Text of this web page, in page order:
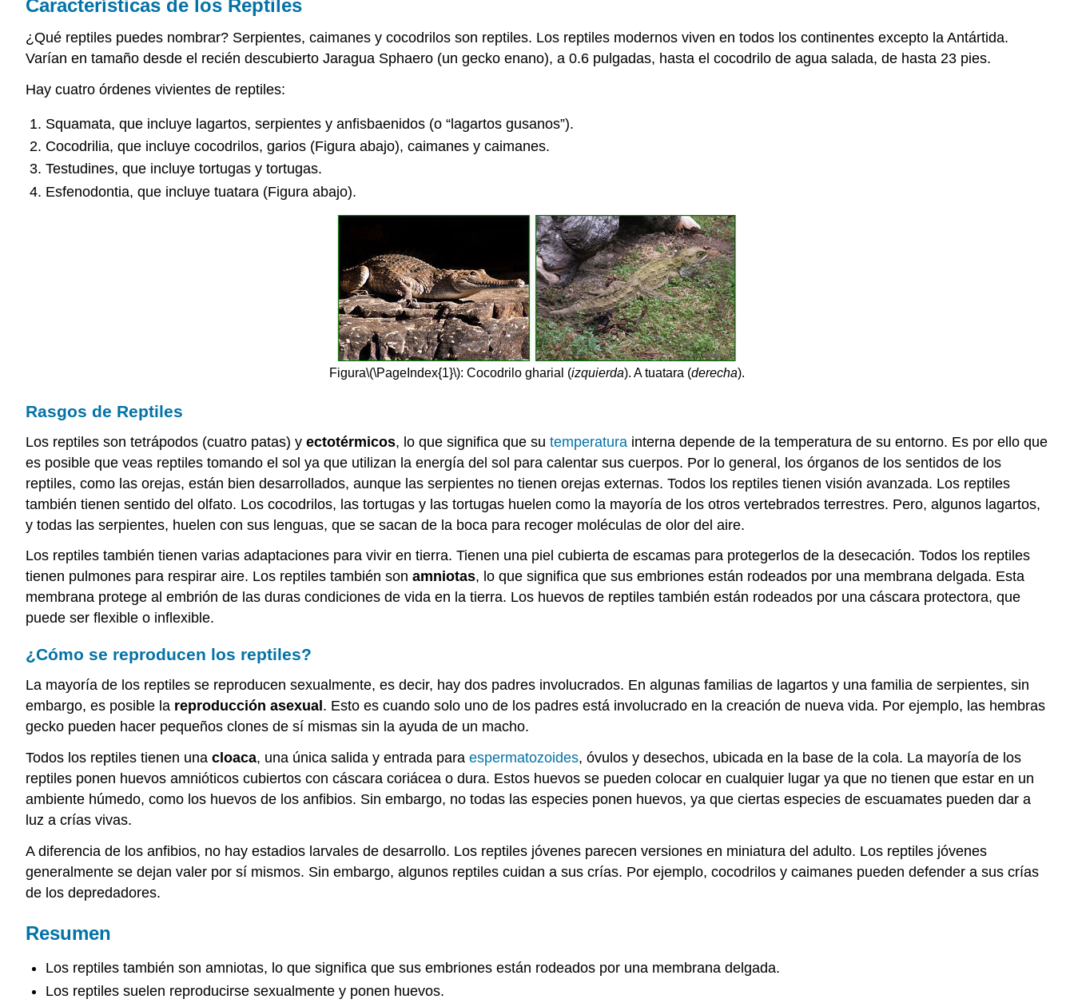
los
reptiles?
Características de los Reptiles
¿Qué reptiles puedes nombrar? Serpientes, caimanes y cocodrilos son reptiles. Los reptiles modernos viven en todos los continentes excepto la Antártida.
Varían en tamaño desde el recién descubierto Jaragua Sphaero (un gecko enano), a 0.6 pulgadas, hasta el cocodrilo de agua salada, de hasta 23 pies.
Hay cuatro órdenes vivientes de reptiles:
Squamata, que incluye lagartos, serpientes y anfisbaenidos (o “lagartos gusanos”).
Cocodrilia, que incluye cocodrilos, garios (Figura abajo), caimanes y caimanes.
Testudines, que incluye tortugas y tortugas.
Esfenodontia, que incluye tuatara (Figura abajo).
Figura\(\PageIndex{1}\): Cocodrilo gharial (izquierda). A tuatara (derecha).
Rasgos de Reptiles
Los reptiles son tetrápodos (cuatro patas) y ectotérmicos, lo que significa que su temperatura interna depende de la temperatura de su entorno. Es por ello que
es posible que veas reptiles tomando el sol ya que utilizan la energía del sol para calentar sus cuerpos. Por lo general, los órganos de los sentidos de los
reptiles, como las orejas, están bien desarrollados, aunque las serpientes no tienen orejas externas. Todos los reptiles tienen visión avanzada. Los reptiles
también tienen sentido del olfato. Los cocodrilos, las tortugas y las tortugas huelen como la mayoría de los otros vertebrados terrestres. Pero, algunos lagartos,
y todas las serpientes, huelen con sus lenguas, que se sacan de la boca para recoger moléculas de olor del aire.
Los reptiles también tienen varias adaptaciones para vivir en tierra. Tienen una piel cubierta de escamas para protegerlos de la desecación. Todos los reptiles
tienen pulmones para respirar aire. Los reptiles también son amniotas, lo que significa que sus embriones están rodeados por una membrana delgada. Esta
membrana protege al embrión de las duras condiciones de vida en la tierra. Los huevos de reptiles también están rodeados por una cáscara protectora, que
puede ser flexible o inflexible.
¿Cómo se reproducen los reptiles?
La mayoría de los reptiles se reproducen sexualmente, es decir, hay dos padres involucrados. En algunas familias de lagartos y una familia de serpientes, sin
embargo, es posible la reproducción asexual. Esto es cuando solo uno de los padres está involucrado en la creación de nueva vida. Por ejemplo, las hembras
gecko pueden hacer pequeños clones de sí mismas sin la ayuda de un macho.
Todos los reptiles tienen una cloaca, una única salida y entrada para espermatozoides, óvulos y desechos, ubicada en la base de la cola. La mayoría de los
reptiles ponen huevos amnióticos cubiertos con cáscara coriácea o dura. Estos huevos se pueden colocar en cualquier lugar ya que no tienen que estar en un
ambiente húmedo, como los huevos de los anfibios. Sin embargo, no todas las especies ponen huevos, ya que ciertas especies de escuamates pueden dar a
luz a crías vivas.
A diferencia de los anfibios, no hay estadios larvales de desarrollo. Los reptiles jóvenes parecen versiones en miniatura del adulto. Los reptiles jóvenes
generalmente se dejan valer por sí mismos. Sin embargo, algunos reptiles cuidan a sus crías. Por ejemplo, cocodrilos y caimanes pueden defender a sus crías
de los depredadores.
Resumen
Los reptiles también son amniotas, lo que significa que sus embriones están rodeados por una membrana delgada.
Los reptiles suelen reproducirse sexualmente y ponen huevos.